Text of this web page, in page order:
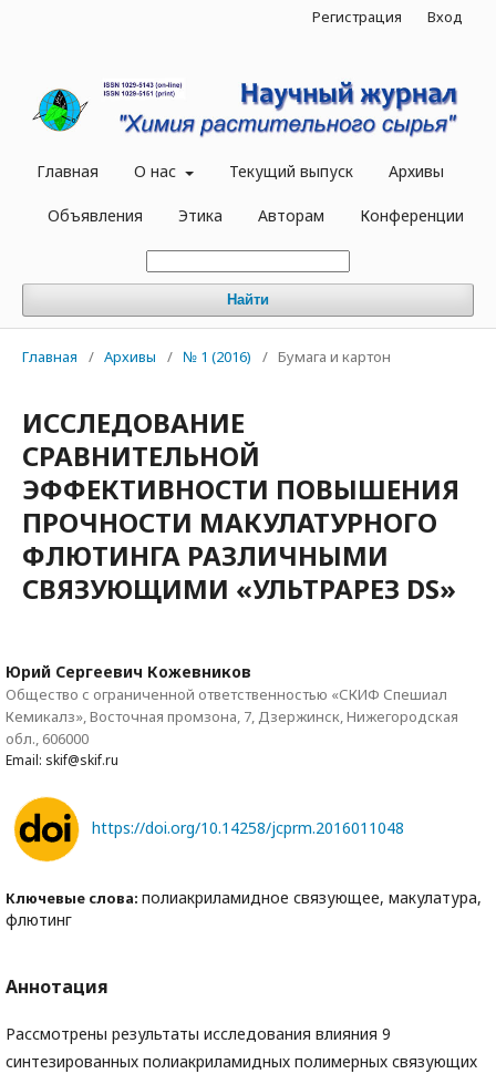
Главная О нас Текущий выпуск Архивы
Объявления Этика Авторам Конференции
Найти
Регистрация Вход
Главная / Архивы / № 1 (2016) / Бумага и картон
ИССЛЕДОВАНИЕ
СРАВНИТЕЛЬНОЙ
ЭФФЕКТИВНОСТИ ПОВЫШЕНИЯ
ПРОЧНОСТИ МАКУЛАТУРНОГО
ФЛЮТИНГА РАЗЛИЧНЫМИ
СВЯЗУЮЩИМИ «УЛЬТРАРЕЗ DS»
Юрий Сергеевич Кожевников
Общество с ограниченной ответственностью «СКИФ Спешиал
Кемикалз», Восточная промзона, 7, Дзержинск, Нижегородская
обл., 606000
Email: skif@skif.ru
https://doi.org/10.14258/jcprm.2016011048
Ключевые слова: полиакриламидное связующее, макулатура,
флютинг
Аннотация
Рассмотрены результаты исследования влияния 9
синтезированных полиакриламидных полимерных связующих